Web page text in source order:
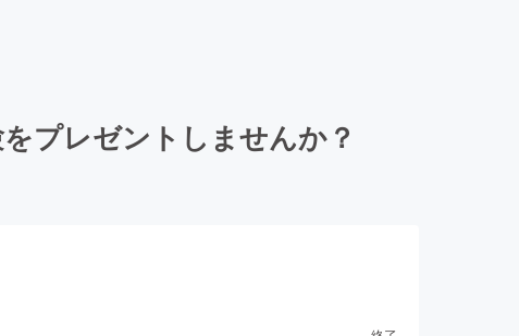
プレゼントしませんか？